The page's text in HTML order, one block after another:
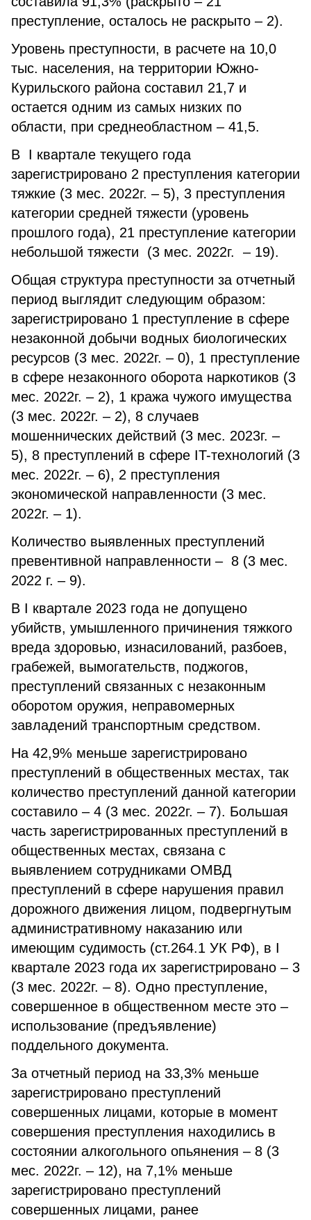
преступление, осталось не раскрыто – 2).
Уровень преступности, в расчете на 10,0
тыс. населения, на территории Южно-
Курильского района составил 21,7 и
остается одним из самых низких по
области, при среднеобластном – 41,5.
В I квартале текущего года
зарегистрировано 2 преступления категории
тяжкие (3 мес. 2022г. – 5), 3 преступления
категории средней тяжести (уровень
прошлого года), 21 преступление категории
небольшой тяжести (3 мес. 2022г. – 19).
Общая структура преступности за отчетный
период выглядит следующим образом:
зарегистрировано 1 преступление в сфере
незаконной добычи водных биологических
ресурсов (3 мес. 2022г. – 0), 1 преступление
в сфере незаконного оборота наркотиков (3
мес. 2022г. – 2), 1 кража чужого имущества
(3 мес. 2022г. – 2), 8 случаев
мошеннических действий (3 мес. 2023г. –
5), 8 преступлений в сфере IT-технологий (3
мес. 2022г. – 6), 2 преступления
экономической направленности (3 мес.
2022г. – 1).
Количество выявленных преступлений
превентивной направленности – 8 (3 мес.
2022 г. – 9).
В I квартале 2023 года не допущено
убийств, умышленного причинения тяжкого
вреда здоровью, изнасилований, разбоев,
грабежей, вымогательств, поджогов,
преступлений связанных с незаконным
оборотом оружия, неправомерных
завладений транспортным средством.
На 42,9% меньше зарегистрировано
преступлений в общественных местах, так
количество преступлений данной категории
составило – 4 (3 мес. 2022г. – 7). Большая
часть зарегистрированных преступлений в
общественных местах, связана с
выявлением сотрудниками ОМВД
преступлений в сфере нарушения правил
дорожного движения лицом, подвергнутым
административному наказанию или
имеющим судимость (ст.264.1 УК РФ), в I
квартале 2023 года их зарегистрировано – 3
(3 мес. 2022г. – 8). Одно преступление,
совершенное в общественном месте это –
использование (предъявление)
поддельного документа.
За отчетный период на 33,3% меньше
зарегистрировано преступлений
совершенных лицами, которые в момент
совершения преступления находились в
состоянии алкогольного опьянения – 8 (3
мес. 2022г. – 12), на 7,1% меньше
зарегистрировано преступлений
совершенных лицами, ранее